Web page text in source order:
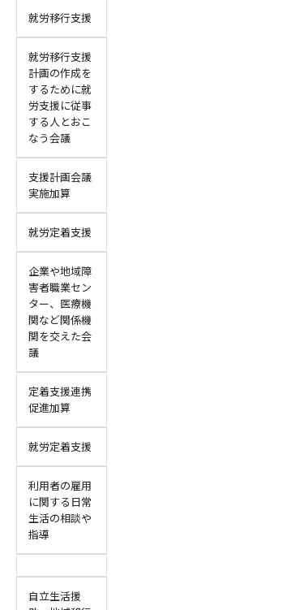
就労移行支援
就労移行支援
計画の作成を
するために就
労支援に従事
する人とおこ
なう会議
支援計画会議
実施加算
就労定着支援
企業や地域障
害者職業セン
ター、医療機
関など関係機
関を交えた会
議
定着支援連携
促進加算
就労定着支援
利用者の雇用
に関する日常
生活の相談や
指導
自立生活援